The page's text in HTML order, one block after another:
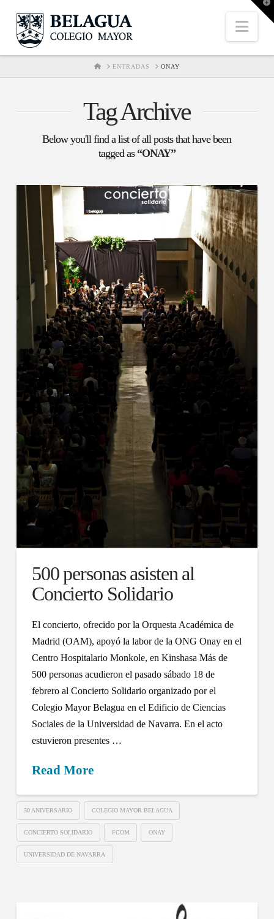
HOMEENTRADAS ONAY
Tag Archive
Below you'll find a list of all posts that have been
tagged as “ONAY”
500 personas asisten al
Concierto Solidario
El concierto, ofrecido por la Orquesta Académica de
Madrid (OAM), apoyó la labor de la ONG Onay en el
Centro Hospitalario Monkole, en Kinshasa Más de
500 personas acudieron el pasado sábado 18 de
febrero al Concierto Solidario organizado por el
Colegio Mayor Belagua en el Edificio de Ciencias
Sociales de la Universidad de Navarra. En el acto
estuvieron presentes …
Read More
50 ANIVERSARIO COLEGIO MAYOR BELAGUA
CONCIERTO SOLIDARIO FCOM ONAY
UNIVERSIDAD DE NAVARRA